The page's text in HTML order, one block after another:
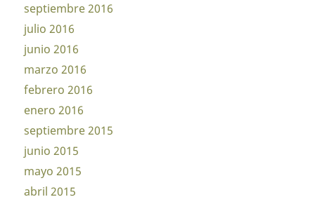
septiembre 2016
julio 2016
junio 2016
marzo 2016
febrero 2016
enero 2016
septiembre 2015
junio 2015
mayo 2015
abril 2015